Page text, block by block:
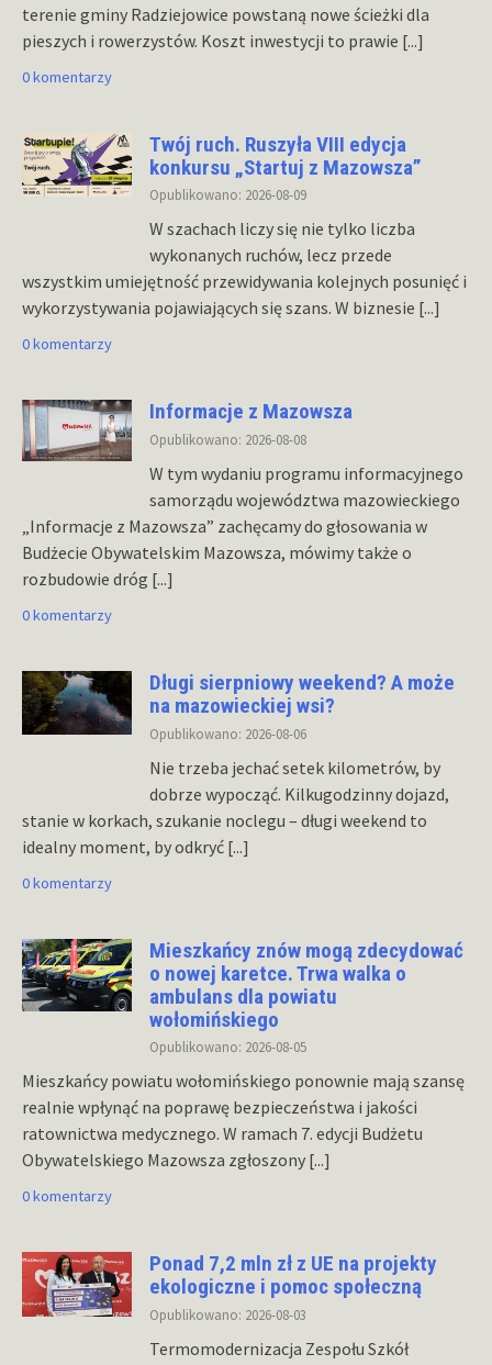
terenie gminy Radziejowice powstaną nowe ścieżki dla
pieszych i rowerzystów. Koszt inwestycji to prawie [...]
0 komentarzy
Twój ruch. Ruszyła VIII edycja
konkursu „Startuj z Mazowsza”
Opublikowano: 2026-08-09
W szachach liczy się nie tylko liczba
wykonanych ruchów, lecz przede
wszystkim umiejętność przewidywania kolejnych posunięć i
wykorzystywania pojawiających się szans. W biznesie [...]
0 komentarzy
Informacje z Mazowsza
Opublikowano: 2026-08-08
W tym wydaniu programu informacyjnego
samorządu województwa mazowieckiego
„Informacje z Mazowsza” zachęcamy do głosowania w
Budżecie Obywatelskim Mazowsza, mówimy także o
rozbudowie dróg [...]
0 komentarzy
Długi sierpniowy weekend? A może
na mazowieckiej wsi?
Opublikowano: 2026-08-06
Nie trzeba jechać setek kilometrów, by
dobrze wypocząć. Kilkugodzinny dojazd,
stanie w korkach, szukanie noclegu – długi weekend to
idealny moment, by odkryć [...]
0 komentarzy
Mieszkańcy znów mogą zdecydować
o nowej karetce. Trwa walka o
ambulans dla powiatu
wołomińskiego
Opublikowano: 2026-08-05
Mieszkańcy powiatu wołomińskiego ponownie mają szansę
realnie wpłynąć na poprawę bezpieczeństwa i jakości
ratownictwa medycznego. W ramach 7. edycji Budżetu
Obywatelskiego Mazowsza zgłoszony [...]
0 komentarzy
Ponad 7,2 mln zł z UE na projekty
ekologiczne i pomoc społeczną
Opublikowano: 2026-08-03
Termomodernizacja Zespołu Szkół